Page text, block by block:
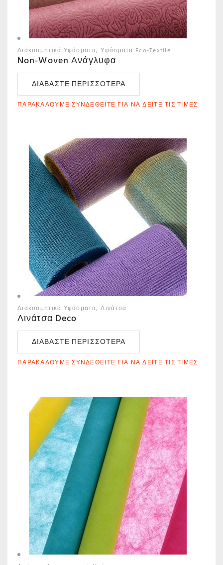
Διακοσμητικά Υφάσματα Υφάσματα Eco-Textile
Non-Woven Ανάγλυφα
ΔΙΑΒΆΣΤΕ ΠΕΡΙΣΣΌΤΕΡΑ
ΠΑΡΑΚΑΛΟΎΜΕ ΣΥΝΔΕΘΕΊΤΕ ΓΙΑ ΝΑ ΔΕΊΤΕ ΤΙΣ ΤΙΜΈΣ
Διακοσμητικά Υφάσματα Λινάτσα
Λινάτσα Deco
ΔΙΑΒΆΣΤΕ ΠΕΡΙΣΣΌΤΕΡΑ
ΠΑΡΑΚΑΛΟΎΜΕ ΣΥΝΔΕΘΕΊΤΕ ΓΙΑ ΝΑ ΔΕΊΤΕ ΤΙΣ ΤΙΜΈΣ